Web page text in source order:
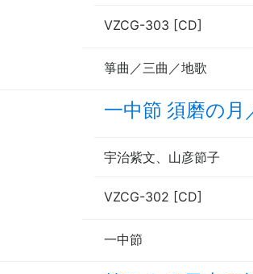
VZCG-303 [CD]
箏曲／三曲／地歌
一中節 須磨の月
宇治紫文、山彦節子
VZCG-302 [CD]
一中節